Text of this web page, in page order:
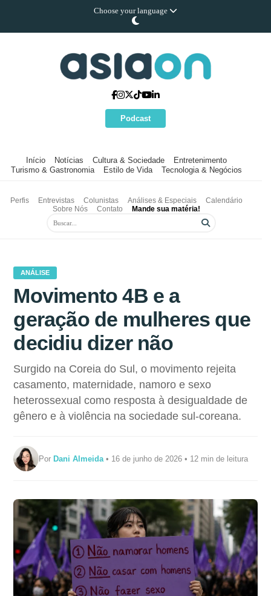
Choose your language
Podcast
Início Notícias Cultura & Sociedade
Entretenimento
Turismo & Gastronomia
Estilo de Vida Tecnologia & Negócios
Perfis Entrevistas Colunistas Análises & Especiais
Calendário
Sobre Nós
Contato Mande sua matéria!
ANÁLISE
Movimento 4B e a
geração de mulheres que
decidiu dizer não
Surgido na Coreia do Sul, o movimento rejeita
casamento, maternidade, namoro e sexo
heterossexual como resposta à desigualdade de
gênero e à violência na sociedade sul-coreana.
PorDani Almeida • 16 de junho de 2026 • 12 min de leitura